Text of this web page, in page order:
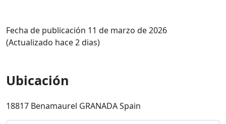
Fecha de publicación 11 de marzo de 2026
(Actualizado hace 2 dias)
Ubicación
18817 Benamaurel GRANADA Spain